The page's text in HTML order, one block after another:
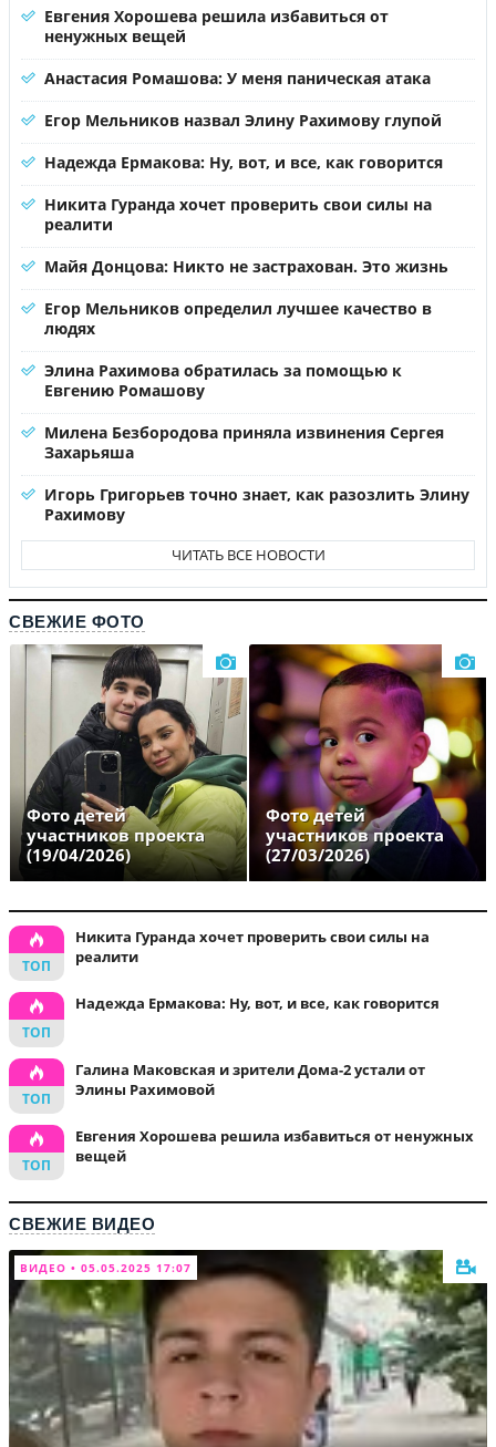
Евгения Хорошева решила избавиться от
ненужных вещей
Анастасия Ромашова: У меня паническая атака
Егор Мельников назвал Элину Рахимову глупой
Надежда Ермакова: Ну, вот, и все, как говорится
Никита Гуранда хочет проверить свои силы на
реалити
Майя Донцова: Никто не застрахован. Это жизнь
Егор Мельников определил лучшее качество в
людях
Элина Рахимова обратилась за помощью к
Евгению Ромашову
Милена Безбородова приняла извинения Сергея
Захарьяша
Игорь Григорьев точно знает, как разозлить Элину
Рахимову
ЧИТАТЬ ВСЕ НОВОСТИ
СВЕЖИЕ ФОТО
Фото детей
участников проекта
(19/04/2026)
Фото детей
участников проекта
(27/03/2026)
Никита Гуранда хочет проверить свои силы на
реалити
Надежда Ермакова: Ну, вот, и все, как говорится
Галина Маковская и зрители Дома-2 устали от
Элины Рахимовой
Евгения Хорошева решила избавиться от ненужных
вещей
СВЕЖИЕ ВИДЕО
ВИДЕО • 05.05.2025 17:07